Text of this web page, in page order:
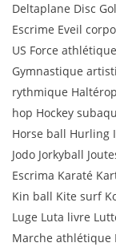
Deltaplane Disc
Escrime Eveil
US Force
Gymnastique
rythmique
hop Hockey
Horse ball Hurling
Jodo Jorkyball
Escrima Karaté
Kin ball Kite surf
Luge Luta livre
Marche athlétique